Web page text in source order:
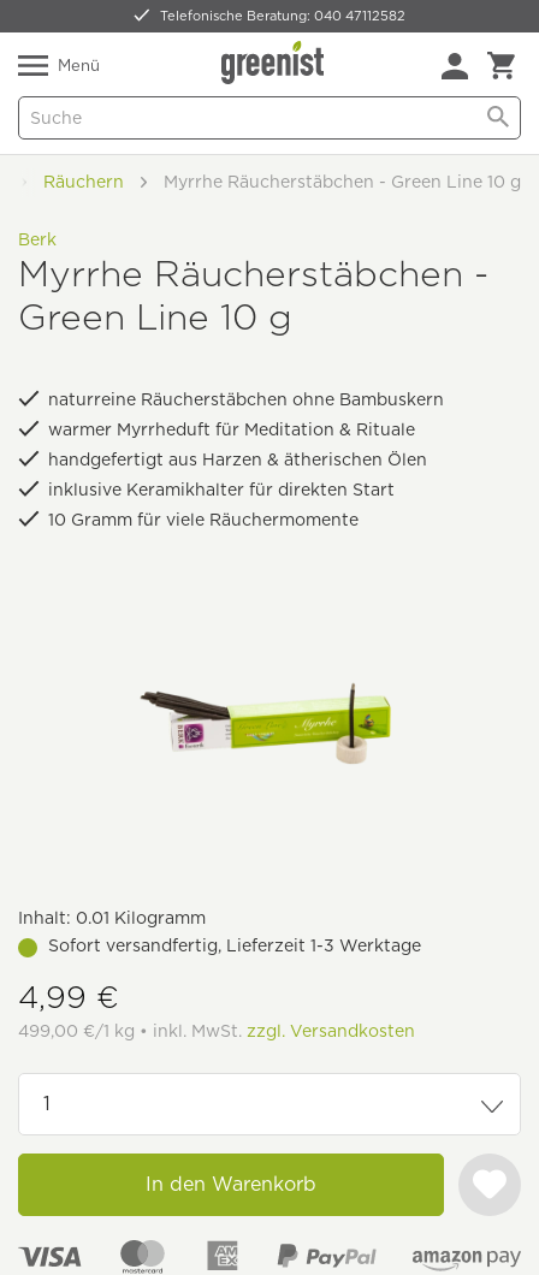
Telefonische Beratung: 040 47112582
Natürlich Pflanzlich Lecker
Menü
Räuchern Myrrhe Räucherstäbchen - Green Line 10 g
Berk
Myrrhe Räucherstäbchen -
Green Line 10 g
naturreine Räucherstäbchen ohne Bambuskern
warmer Myrrheduft für Meditation & Rituale
handgefertigt aus Harzen & ätherischen Ölen
inklusive Keramikhalter für direkten Start
10 Gramm für viele Räuchermomente
Inhalt: 0.01 Kilogramm
Sofort versandfertig, Lieferzeit 1-3 Werktage
4,99 €
499,00 €/1 kg • inkl. MwSt. zzgl. Versandkosten
In den Warenkorb